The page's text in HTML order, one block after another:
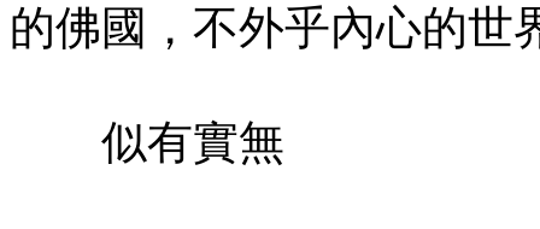
的佛國，不外乎內心的世
似有實無